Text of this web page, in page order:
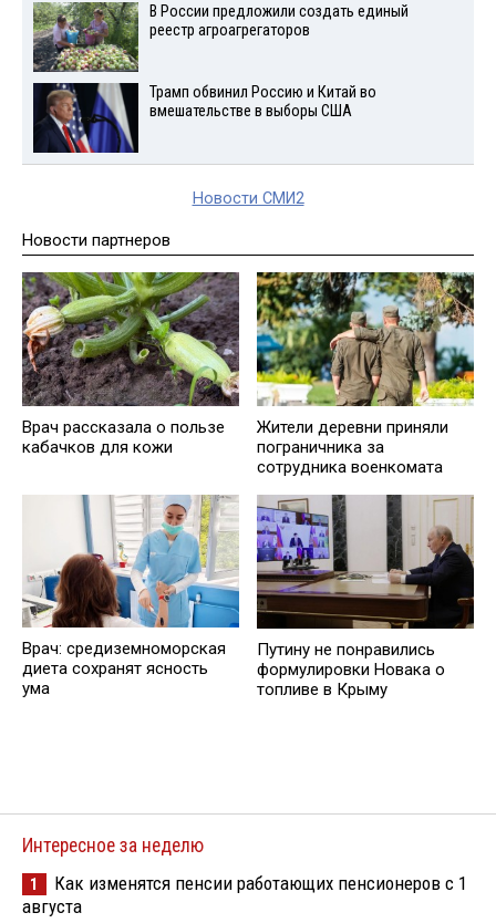
В России предложили создать единый
реестр агроагрегаторов
Трамп обвинил Россию и Китай во
вмешательстве в выборы США
Новости СМИ2
Новости партнеров
Врач рассказала о пользе
кабачков для кожи
Жители деревни приняли
пограничника за
сотрудника военкомата
Врач: средиземноморская
диета сохранят ясность
ума
️Путину не понравились
формулировки Новака о
топливе в Крыму
Интересное за неделю
1
Как изменятся пенсии работающих пенсионеров с 1
августа